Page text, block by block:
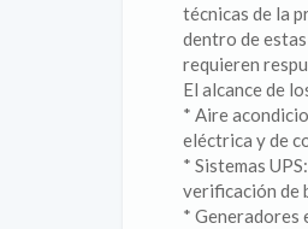
técnicas de la
dentro de
requieren
El alcance de
* Aire
eléctrica y de
* Sistemas
verificación de
* Generadores